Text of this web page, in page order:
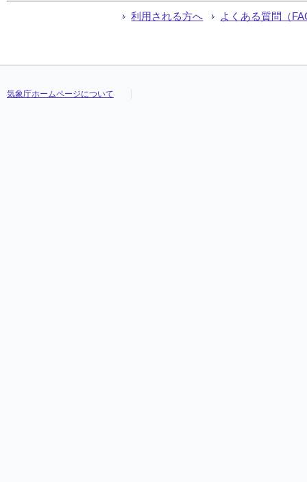
利用される方へ よくある質問（
気象庁ホームページについて